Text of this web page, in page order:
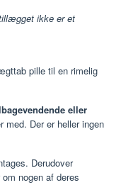
ikke er et
pille til en rimelig
eller
med. Der er heller ingen
Derudover
nogen af ​​deres